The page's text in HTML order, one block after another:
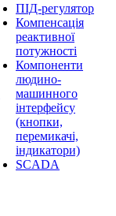
ПІД-регулятор
Компенсація
реактивної
потужності
Компоненти
людино-
машинного
інтерфейсу
(кнопки,
перемикачі,
індикатори)
SCADA